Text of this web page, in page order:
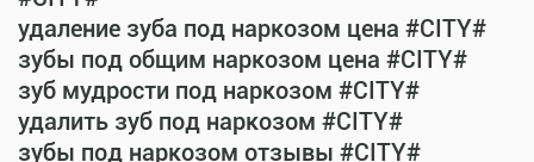
удаление зуба под наркозом цена #CITY#
зубы под общим наркозом цена #CITY#
зуб мудрости под наркозом #CITY#
удалить зуб под наркозом #CITY#
зубы под наркозом отзывы #CITY#